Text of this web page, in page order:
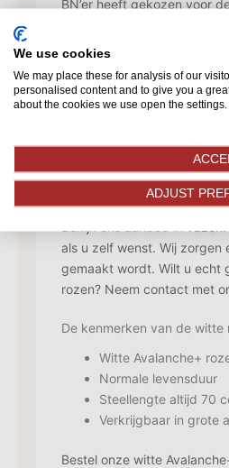
BN’er heeft gekozen voor
De witte rozen hebben
huishouden. De rozen
uitstraling zorgt. De
witte rozenhebben een
De witte Avalanche+ is een
op bruiloften en
verkrijgbaar en beschikken
rozen heel goed staan in
als u zelf wenst. Wij zorgen
gemaakt wordt. Wilt u echt
rozen? Neem contact met
De kenmerken van de witte
Witte Avalanche+
Normale levensduur
Steellengte altijd 70
Verkrijgbaar in grote
Bestel onze witte
We use cookies
We may place these for analysis of our
personalised content and to give you a
about the cookies we use open the settings.
ADJUST